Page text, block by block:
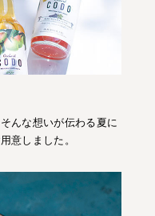
んな想いが伝わる夏に
意しました。